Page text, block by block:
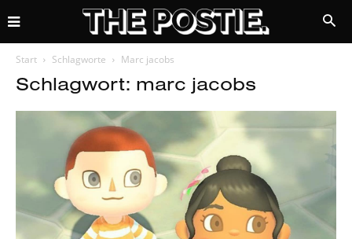
Start Schlagworte Marc jacobs
Schlagwort: marc jacobs